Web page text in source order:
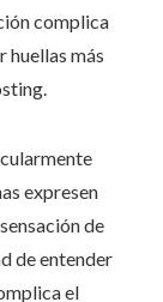
complica
huellas más
expresen
de
de entender
el